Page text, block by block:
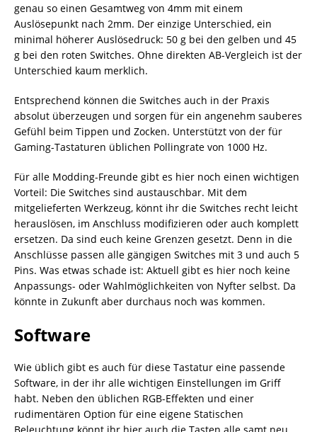
genau so einen Gesamtweg von 4mm mit einem
Auslösepunkt nach 2mm. Der einzige Unterschied, ein
minimal höherer Auslösedruck: 50 g bei den gelben und 45
g bei den roten Switches. Ohne direkten AB-Vergleich ist der
Unterschied kaum merklich.
Entsprechend können die Switches auch in der Praxis
absolut überzeugen und sorgen für ein angenehm sauberes
Gefühl beim Tippen und Zocken. Unterstützt von der für
Gaming-Tastaturen üblichen Pollingrate von 1000 Hz.
Für alle Modding-Freunde gibt es hier noch einen wichtigen
Vorteil: Die Switches sind austauschbar. Mit dem
mitgelieferten Werkzeug, könnt ihr die Switches recht leicht
herauslösen, im Anschluss modifizieren oder auch komplett
ersetzen. Da sind euch keine Grenzen gesetzt. Denn in die
Anschlüsse passen alle gängigen Switches mit 3 und auch 5
Pins. Was etwas schade ist: Aktuell gibt es hier noch keine
Anpassungs- oder Wahlmöglichkeiten von Nyfter selbst. Da
könnte in Zukunft aber durchaus noch was kommen.
Software
Wie üblich gibt es auch für diese Tastatur eine passende
Software, in der ihr alle wichtigen Einstellungen im Griff
habt. Neben den üblichen RGB-Effekten und einer
rudimentären Option für eine eigene Statischen